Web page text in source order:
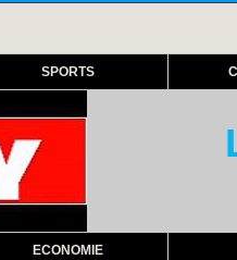
SPORTS
ECONOMIE